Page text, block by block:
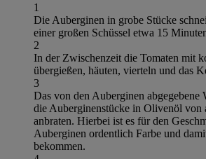
1
Die Auberginen in grobe Stücke
einer großen Schüssel etwa 15
2
In der Zwischenzeit die Tomaten mit
übergießen, häuten, vierteln und das
3
Das von den Auberginen abgegebene
die Auberginenstücke in Olivenöl von
anbraten. Hierbei ist es für den
Auberginen ordentlich Farbe und
bekommen.